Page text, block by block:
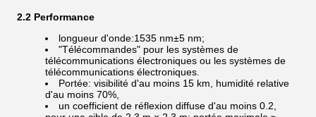
2.2 Performance
longueur d'onde:1535 nm±5 nm;
"Télécommandes" pour les systèmes de
télécommunications électroniques ou les systèmes de
télécommunications électroniques.
Portée: visibilité d'au moins 15 km, humidité relative
d'au moins 70%,
un coefficient de réflexion diffuse d'au moins 0.2,